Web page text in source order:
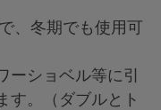
、冬期でも使用可
ーショベル等に引
す。（ダブルとト